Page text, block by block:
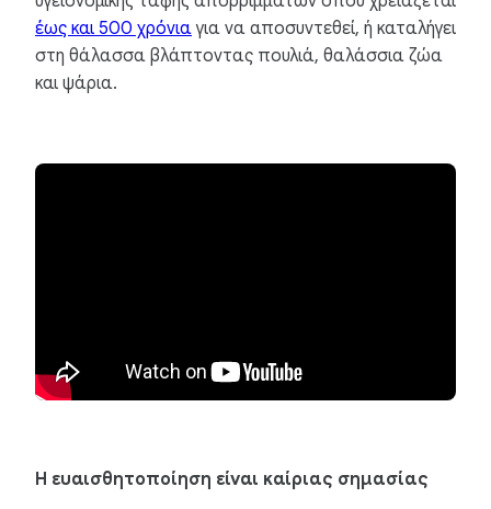
έως και 500 χρόνιαγια να αποσυντεθεί, ή καταλήγει
στη θάλασσα βλάπτοντας πουλιά, θαλάσσια ζώα
και ψάρια.
Η ευαισθητοποίηση είναι καίριας σημασίας